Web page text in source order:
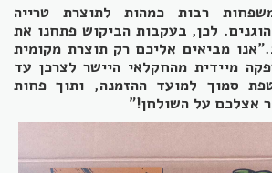
רבות כמהות לתוצרת טרייה
לכן, בעקבות הביקוש פתחנו את
מביאים אליכם רק תוצרת מקומית
מיידית מהחקלאי היישר לצרכן עד
סמוך למועד ההזמנה, ותוך פחות